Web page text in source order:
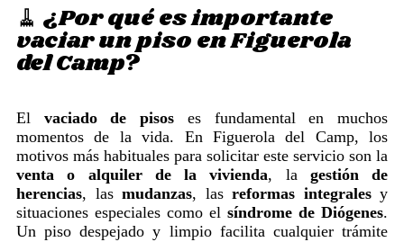
🧹 ¿Por qué es importante
vaciar un piso en Figuerola
del Camp?
El vaciado de pisos es fundamental en muchos
momentos de la vida. En Figuerola del Camp, los
motivos más habituales para solicitar este servicio son la
venta o alquiler de la vivienda, la gestión de
herencias, las mudanzas, las reformas integralesy
situaciones especiales como el síndrome de Diógenes.
Un piso despejado y limpio facilita cualquier trámite